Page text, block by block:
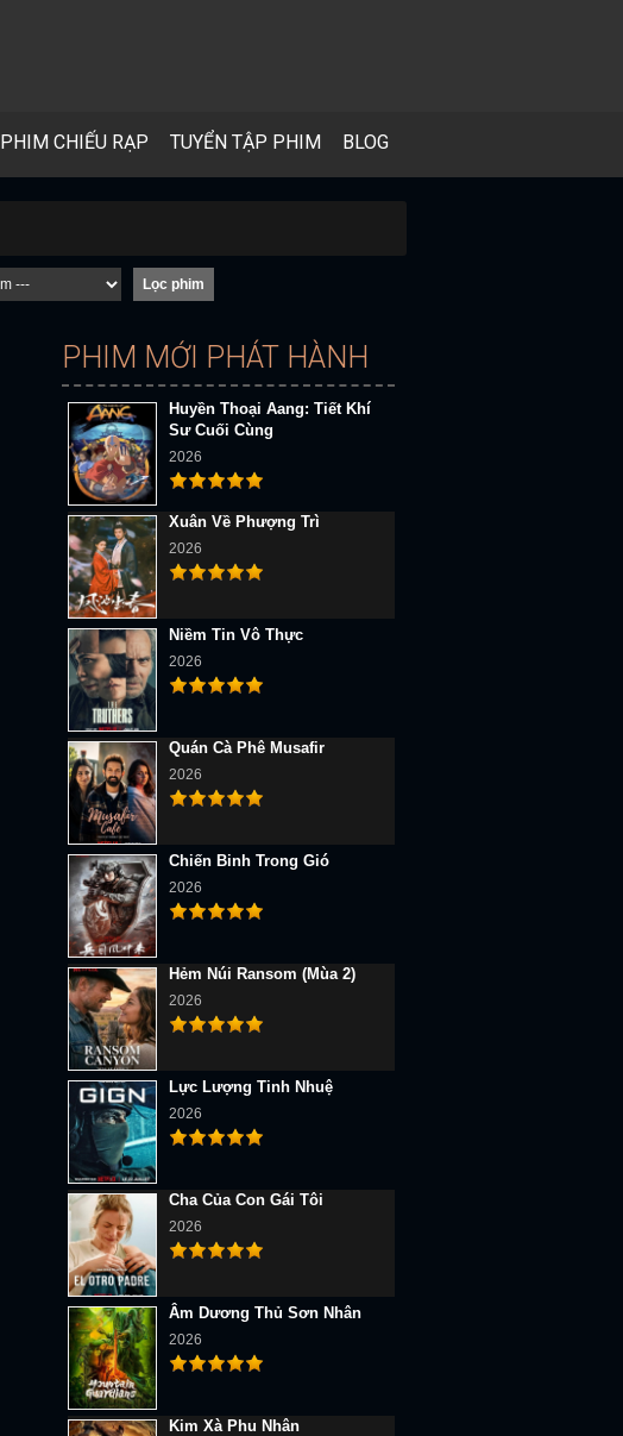
PHIM CHIẾU RẠP TUYỂN TẬP PHIM BLOG
PHIM MỚI PHÁT HÀNH
Huyền Thoại Aang: Tiết Khí
Sư Cuối Cùng
2026
Xuân Về Phượng Trì
2026
Niềm Tin Vô Thực
2026
Quán Cà Phê Musafir
2026
Chiến Binh Trong Gió
2026
Hẻm Núi Ransom (Mùa 2)
2026
Lực Lượng Tinh Nhuệ
2026
Cha Của Con Gái Tôi
2026
Âm Dương Thủ Sơn Nhân
2026
Kim Xà Phu Nhân